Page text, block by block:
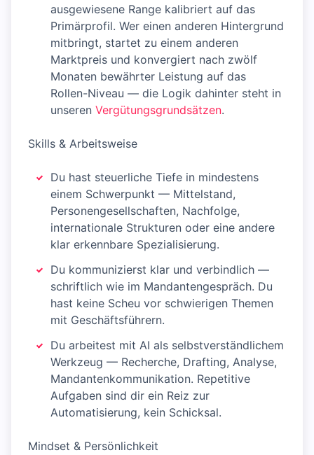
ausgewiesene Range kalibriert auf das
Primärprofil. Wer einen anderen Hintergrund
mitbringt, startet zu einem anderen
Marktpreis und konvergiert nach zwölf
Monaten bewährter Leistung auf das
Rollen-Niveau — die Logik dahinter steht in
unseren Vergütungsgrundsätzen.
Skills & Arbeitsweise
Du hast steuerliche Tiefe in mindestens
einem Schwerpunkt — Mittelstand,
Personengesellschaften, Nachfolge,
internationale Strukturen oder eine andere
klar erkennbare Spezialisierung.
Du kommunizierst klar und verbindlich —
schriftlich wie im Mandantengespräch. Du
hast keine Scheu vor schwierigen Themen
mit Geschäftsführern.
Du arbeitest mit AI als selbstverständlichem
Werkzeug — Recherche, Drafting, Analyse,
Mandantenkommunikation. Repetitive
Aufgaben sind dir ein Reiz zur
Automatisierung, kein Schicksal.
Mindset & Persönlichkeit